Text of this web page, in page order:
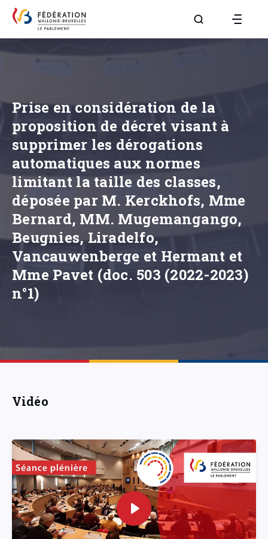
Aller à la page
Prise en considération de la
proposition de décret visant à
supprimer les dérogations
automatiques aux normes
limitant la taille des classes,
déposée par M. Kerckhofs, Mme
Bernard, MM. Mugemangango,
Beugnies, Liradelfo,
Vancauwenberge et Hermant et
Mme Pavet (doc. 503 (2022-2023)
n°1)
Vidéo